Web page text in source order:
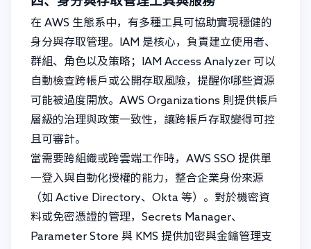
在 AWS 生態系中，有多種工具可協助實現穩健的
身分與存取管理。IAM 是核心，負責建立使用者、
群組、角色以及策略；IAM Access Analyzer 可以
自動檢查跨帳戶或公開存取風險，提醒你哪些資源
可能被過度開放。AWS Organizations 則提供帳戶
層級的治理與政策一致性，讓跨帳戶存取變得可控
且可審計。
當需要跨組織或跨雲端工作時，AWS SSO 提供單
一登入與自動化授權的能力，整合企業身份來源
（如 Active Directory、Okta 等）。對於機密資
料或免密憑證的管理，Secrets Manager、
Parameter Store 與 KMS 提供加密與金鑰管理支